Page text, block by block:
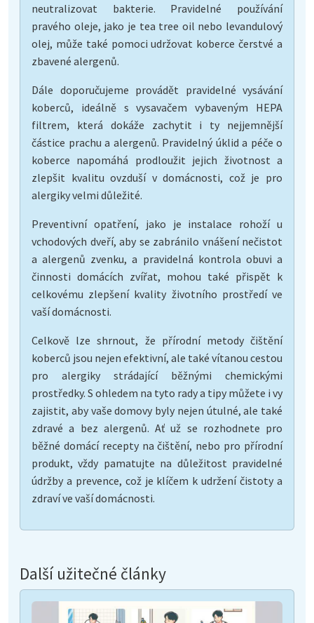
neutralizovat bakterie. Pravidelné používání
pravého oleje, jako je tea tree oil nebo levandulový
olej, může také pomoci udržovat koberce čerstvé a
zbavené alergenů.
Dále doporučujeme provádět pravidelné vysávání
koberců, ideálně s vysavačem vybaveným HEPA
filtrem, která dokáže zachytit i ty nejjemnější
částice prachu a alergenů. Pravidelný úklid a péče o
koberce napomáhá prodloužit jejich životnost a
zlepšit kvalitu ovzduší v domácnosti, což je pro
alergiky velmi důležité.
Preventivní opatření, jako je instalace rohoží u
vchodových dveří, aby se zabránilo vnášení nečistot
a alergenů zvenku, a pravidelná kontrola obuvi a
činnosti domácích zvířat, mohou také přispět k
celkovému zlepšení kvality životního prostředí ve
vaší domácnosti.
Celkově lze shrnout, že přírodní metody čištění
koberců jsou nejen efektivní, ale také vítanou cestou
pro alergiky strádající běžnými chemickými
prostředky. S ohledem na tyto rady a tipy můžete i vy
zajistit, aby vaše domovy byly nejen útulné, ale také
zdravé a bez alergenů. Ať už se rozhodnete pro
běžné domácí recepty na čištění, nebo pro přírodní
produkt, vždy pamatujte na důležitost pravidelné
údržby a prevence, což je klíčem k udržení čistoty a
zdraví ve vaší domácnosti.
Další užitečné články